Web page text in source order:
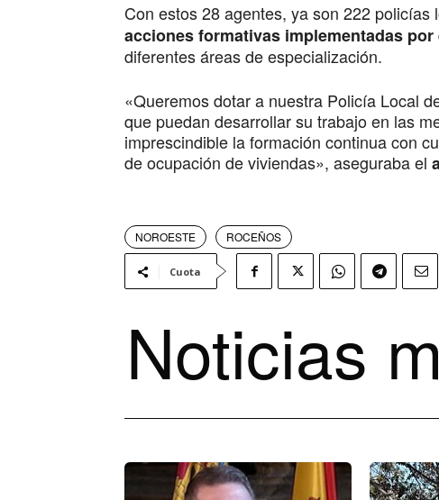
Con estos 28 agentes, ya son 222
acciones formativas implementadas
diferentes áreas de especialización.
«Queremos dotar a nuestra Policía Local
que puedan desarrollar su trabajo en las
imprescindible la formación continua con
de ocupación de viviendas», aseguraba el
NOROESTE ROCEÑOS
Cuota
Noticias